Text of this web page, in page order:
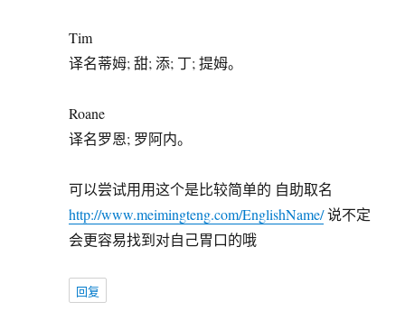
Tim
译名蒂姆; 甜; 添; 丁; 提姆。
Roane
译名罗恩; 罗阿内。
可以尝试用用这个是比较简单的 自助取名
http://www.meimingteng.com/EnglishName/说不定
会更容易找到对自己胃口的哦
回复